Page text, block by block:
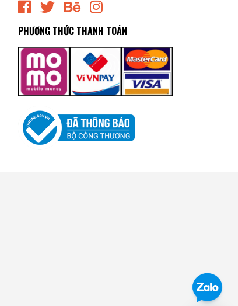
PHƯƠNG THỨC THANH TOÁN